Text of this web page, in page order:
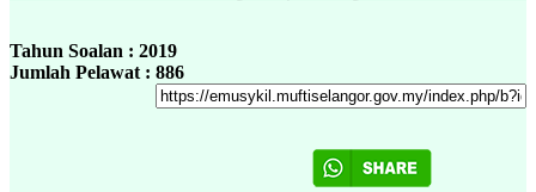
Tahun Soalan : 2019
Jumlah Pelawat : 886